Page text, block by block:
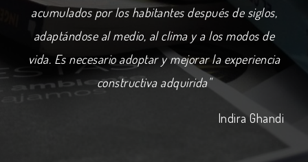
acumulados por los habitantes después de siglos,
adaptándose al medio, al clima y a los modos de
vida. Es necesario adoptar y mejorar la experiencia
constructiva adquirida"
Indira Ghandi